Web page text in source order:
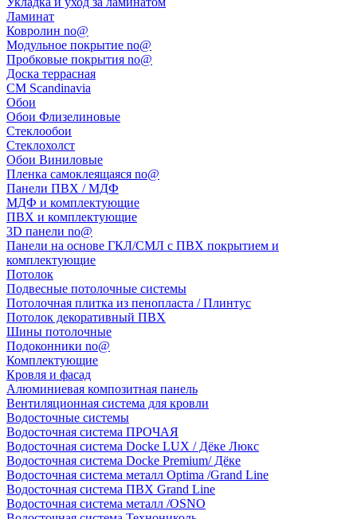
Ламинат
Ковролин no@
Модульное покрытие no@
Пробковые покрытия no@
Доска террасная
CM Scandinavia
Обои
Обои Флизелиновые
Стеклообои
Стеклохолст
Обои Виниловые
Пленка самоклеящаяся no@
Панели ПВХ / МДФ
МДФ и комплектующие
ПВХ и комплектующие
3D панели no@
Панели на основе ГКЛ/СМЛ с ПВХ покрытием и
комплектующие
Потолок
Подвесные потолочные системы
Потолочная плитка из пенопласта / Плинтус
Потолок декоративный ПВХ
Шины потолочные
Подоконники no@
Комплектующие
Кровля и фасад
Алюминиевая композитная панель
Вентиляционная система для кровли
Водосточные системы
Водосточная система ПРОЧАЯ
Водосточная система Docke LUX / Дёке Люкс
Водосточная система Docke Premium/ Дёке
Водосточная система металл Optima /Grand Line
Водосточная система ПВХ Grand Line
Водосточная система металл /OSNO